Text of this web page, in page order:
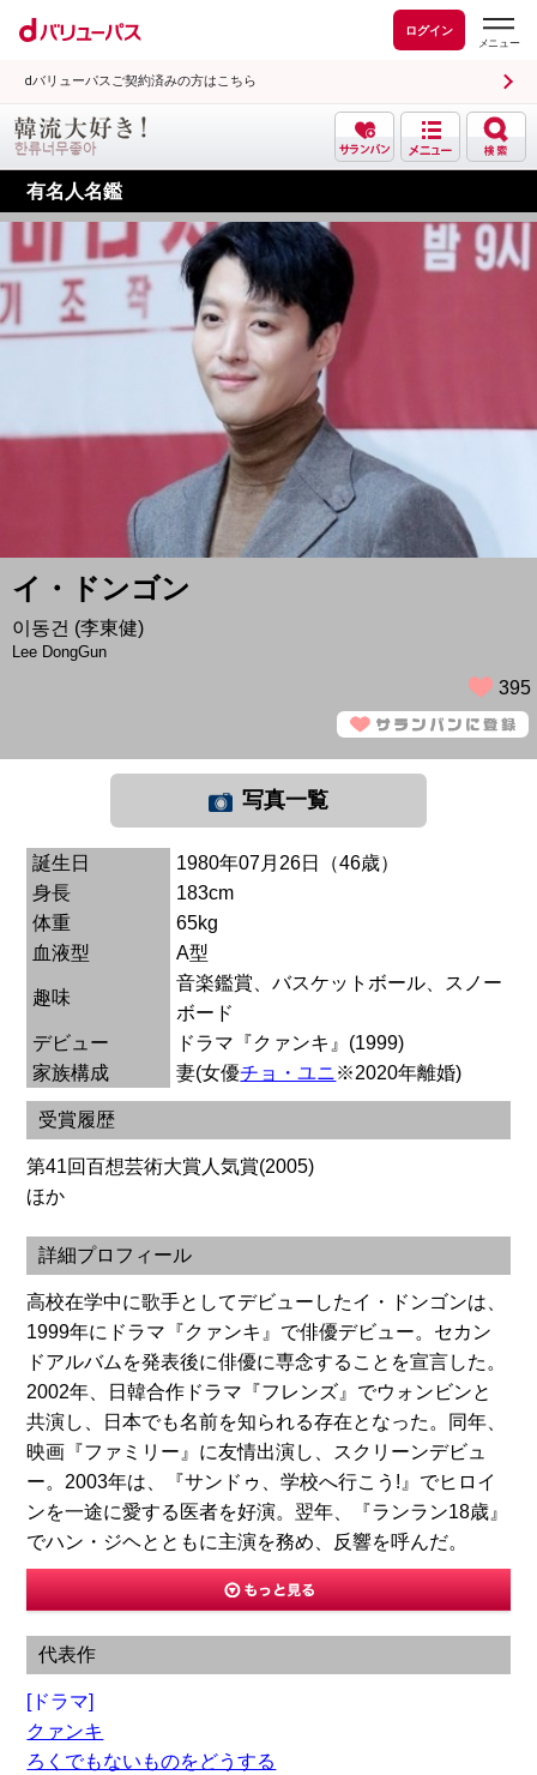
ログイン
dバリューパスご契約済みの方はこちら
有名人名鑑
イ・ドンゴン
이동건 (李東健)
Lee DongGun
395
写真一覧
誕生日
1980年07月26日（46歳）
身長
183cm
体重
65kg
血液型
A型
趣味
音楽鑑賞、バスケットボール、スノー
ボード
デビュー
ドラマ『クァンキ』(1999)
家族構成
妻(女優チョ・ユニ※2020年離婚)
受賞履歴
第41回百想芸術大賞人気賞(2005)
ほか
詳細プロフィール
高校在学中に歌手としてデビューしたイ・ドンゴンは、
1999年にドラマ『クァンキ』で俳優デビュー。セカン
ドアルバムを発表後に俳優に専念することを宣言した。
2002年、日韓合作ドラマ『フレンズ』でウォンビンと
共演し、日本でも名前を知られる存在となった。同年、
映画『ファミリー』に友情出演し、スクリーンデビュ
ー。2003年は、『サンドゥ、学校へ行こう!』でヒロイ
ンを一途に愛する医者を好演。翌年、『ランラン18歳』
でハン・ジヘとともに主演を務め、反響を呼んだ。
代表作
[ドラマ]
クァンキ
ろくでもないものをどうする